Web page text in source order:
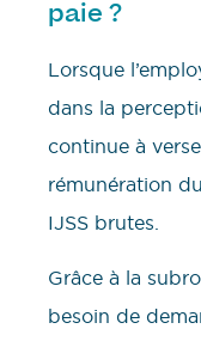
paie ?
Lorsque
dans la
continue à
rémunération
IJSS brutes.
Grâce à la
besoin de